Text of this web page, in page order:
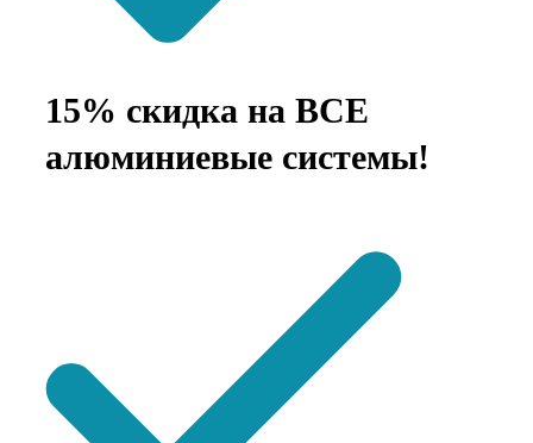
15% скидка на ВСЕ
алюминиевые системы!